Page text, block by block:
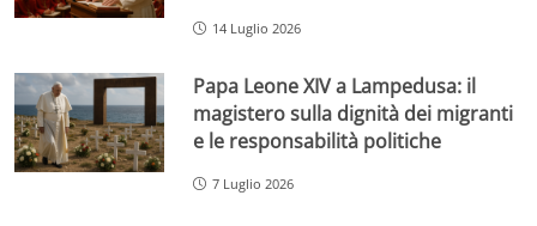
14 Luglio 2026
Papa Leone XIV a Lampedusa: il
magistero sulla dignità dei migranti
e le responsabilità politiche
7 Luglio 2026